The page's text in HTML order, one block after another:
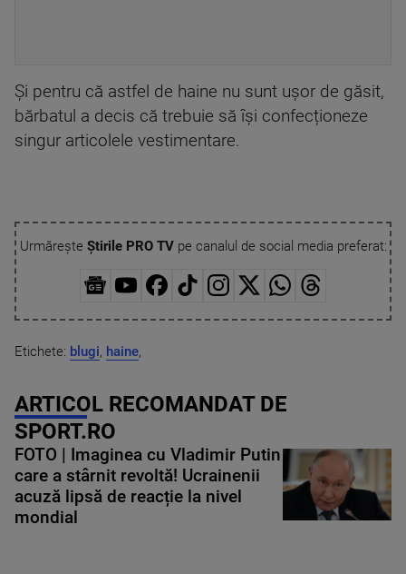
Și pentru că astfel de haine nu sunt ușor de găsit,
bărbatul a decis că trebuie să își confecționeze
singur articolele vestimentare.
Urmărește Știrile PRO TVpe canalul de social media preferat:
Etichete: blugi, haine,
ARTICOL RECOMANDAT DE
SPORT.RO
FOTO | Imaginea cu Vladimir Putin
care a stârnit revoltă! Ucrainenii
acuză lipsă de reacție la nivel
mondial